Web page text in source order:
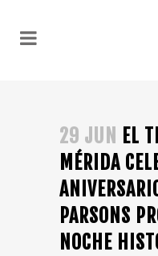
29 JUN EL
MÉRIDA
PARSONS
NOCHE